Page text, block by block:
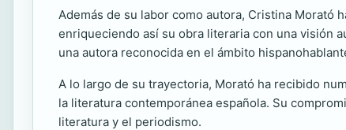
Además de su labor como autora, Cristina Morató
enriqueciendo así su obra literaria con una visión
una autora reconocida en el ámbito
A lo largo de su trayectoria, Morató ha recibido
la literatura contemporánea española. Su
literatura y el periodismo.